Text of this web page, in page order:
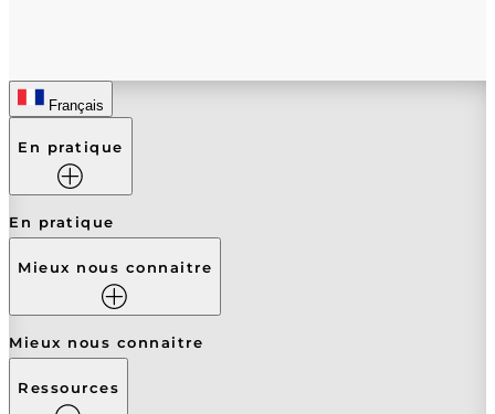
Français
En pratique
En pratique
Mieux nous connaitre
Mieux nous connaitre
Ressources